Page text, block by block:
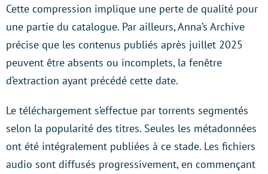
Cette compression implique une perte de qualité pour
une partie du catalogue. Par ailleurs, Anna’s Archive
précise que les contenus publiés après juillet 2025
peuvent être absents ou incomplets, la fenêtre
d’extraction ayant précédé cette date.
Le téléchargement s’effectue par torrents segmentés
selon la popularité des titres. Seules les métadonnées
ont été intégralement publiées à ce stade. Les fichiers
audio sont diffusés progressivement, en commençant